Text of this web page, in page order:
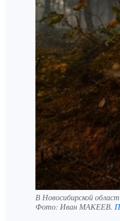
В Новосибирской
Фото: Иван МАКЕЕВ.